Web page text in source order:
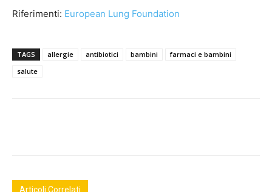
Riferimenti: European Lung Foundation
TAGS allergie antibiotici bambini
farmaci e bambini
salute
Articoli Correlati